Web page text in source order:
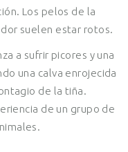
Los pelos de la
suelen estar rotos.
a sufrir picores y una
una calva enrojecida
de la tiña.
de un grupo de